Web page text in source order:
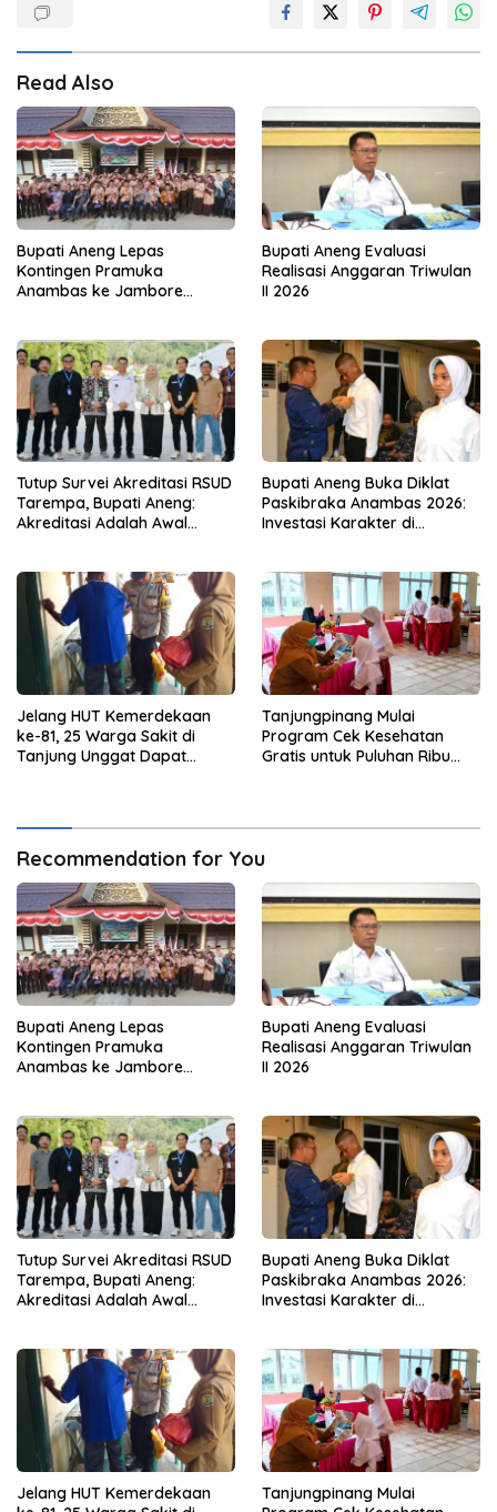
Read Also
Bupati Aneng Lepas
Kontingen Pramuka
Anambas ke Jambore
Bupati Aneng Evaluasi
Realisasi Anggaran Triwulan
II 2026
Tutup Survei Akreditasi RSUD
Tarempa, Bupati Aneng:
Akreditasi Adalah Awal
Bupati Aneng Buka Diklat
Paskibraka Anambas 2026:
Investasi Karakter di
Jelang HUT Kemerdekaan
ke-81, 25 Warga Sakit di
Tanjung Unggat Dapat
Tanjungpinang Mulai
Program Cek Kesehatan
Gratis untuk Puluhan Ribu
Recommendation for You
Bupati Aneng Lepas
Kontingen Pramuka
Anambas ke Jambore
Bupati Aneng Evaluasi
Realisasi Anggaran Triwulan
II 2026
Tutup Survei Akreditasi RSUD
Tarempa, Bupati Aneng:
Akreditasi Adalah Awal
Bupati Aneng Buka Diklat
Paskibraka Anambas 2026:
Investasi Karakter di
Jelang HUT Kemerdekaan
Tanjungpinang Mulai